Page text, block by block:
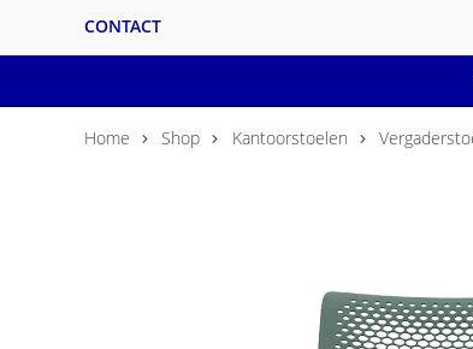
CONTACT
Home Shop Kantoorstoelen